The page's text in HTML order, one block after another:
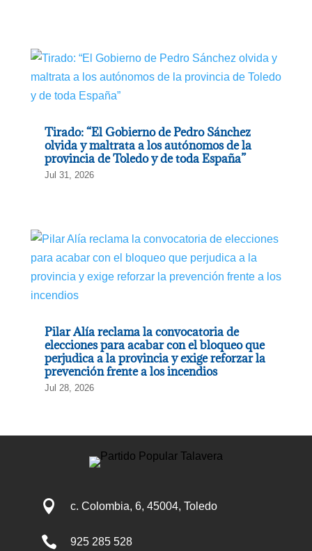
Tirado: “El Gobierno de Pedro Sánchez
olvida y maltrata a los autónomos de la
provincia de Toledo y de toda España”
Jul 31, 2026
Pilar Alía reclama la convocatoria de
elecciones para acabar con el bloqueo que
perjudica a la provincia y exige reforzar la
prevención frente a los incendios
Jul 28, 2026
 c. Colombia, 6, 45004, Toledo
 925 285 528